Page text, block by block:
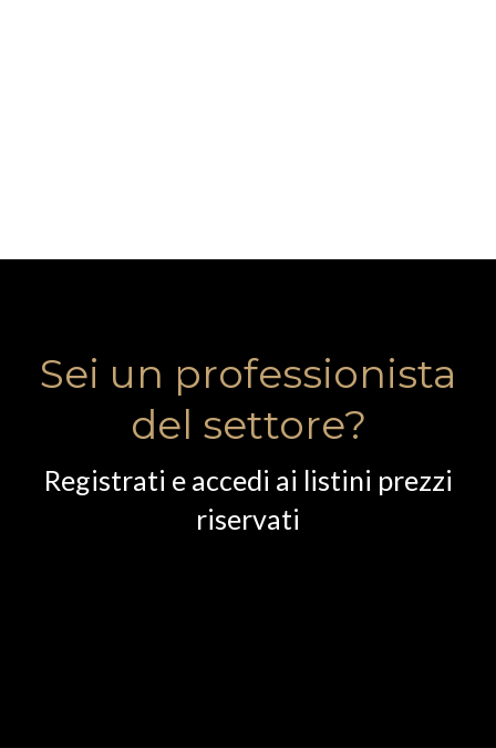
Sei un professionista
del settore?
Registrati e accedi ai listini prezzi
riservati